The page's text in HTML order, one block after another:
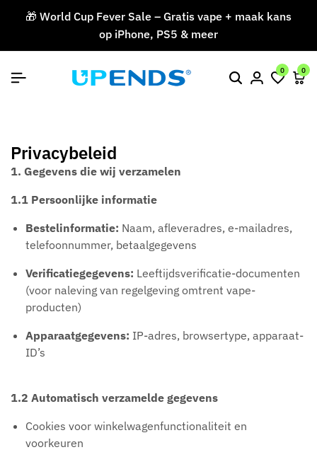
🎁 World Cup Fever Sale – Gratis vape + maak kans
op iPhone, PS5 & meer
0 0
Privacybeleid
1. Gegevens die wij verzamelen
1.1 Persoonlijke informatie
Bestelinformatie: Naam, afleveradres, e-mailadres,
telefoonnummer, betaalgegevens
Verificatiegegevens: Leeftijdsverificatie-documenten
(voor naleving van regelgeving omtrent vape-
producten)
Apparaatgegevens: IP-adres, browsertype, apparaat-
ID’s
1.2 Automatisch verzamelde gegevens
Cookies voor winkelwagenfunctionaliteit en
voorkeuren